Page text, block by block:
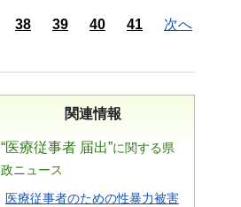
38 39 40 41 次へ
関連情報
“医療従事者 届出”に関する県
政ニュース
医療従事者のための性暴力被害